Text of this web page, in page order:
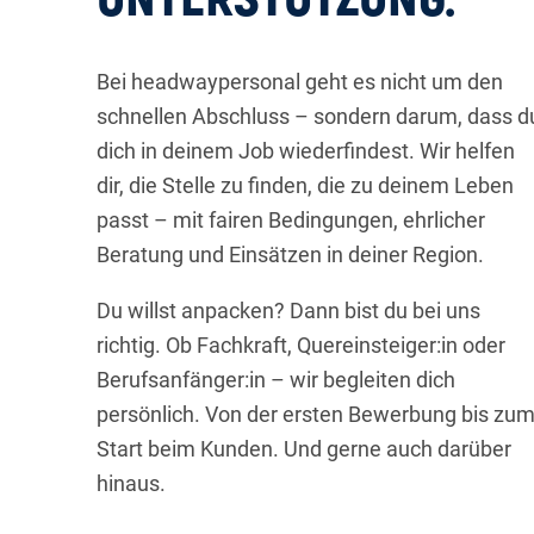
Bei headwaypersonal geht es nicht um den
schnellen Abschluss – sondern darum, dass
dich in deinem Job wiederfindest. Wir helfen
dir, die Stelle zu finden, die zu deinem Leben
passt – mit fairen Bedingungen, ehrlicher
Beratung und Einsätzen in deiner Region.
Du willst anpacken? Dann bist du bei uns
richtig. Ob Fachkraft, Quereinsteiger:in oder
Berufsanfänger:in – wir begleiten dich
persönlich. Von der ersten Bewerbung bis zum
Start beim Kunden. Und gerne auch darüber
hinaus.